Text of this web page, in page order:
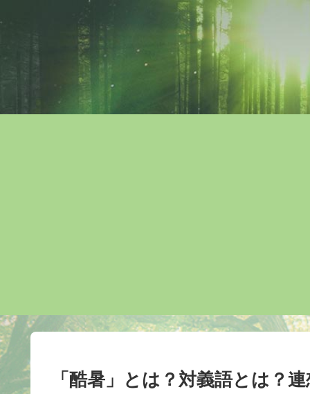
「酷暑」とは？対義語とは？